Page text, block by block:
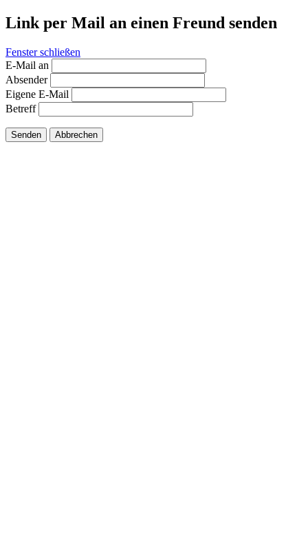
Link per Mail an einen Freund senden
Fenster schließen
E-Mail an
Absender
Eigene E-Mail
Betreff
Senden Abbrechen